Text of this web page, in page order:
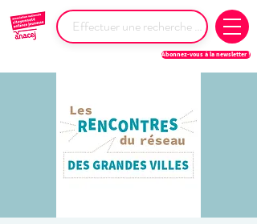
Abonnez-vous à la newsletter !